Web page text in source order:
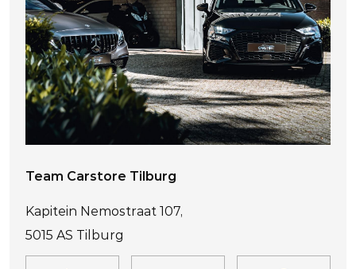
Team Carstore Tilburg
Kapitein Nemostraat 107,
5015 AS Tilburg